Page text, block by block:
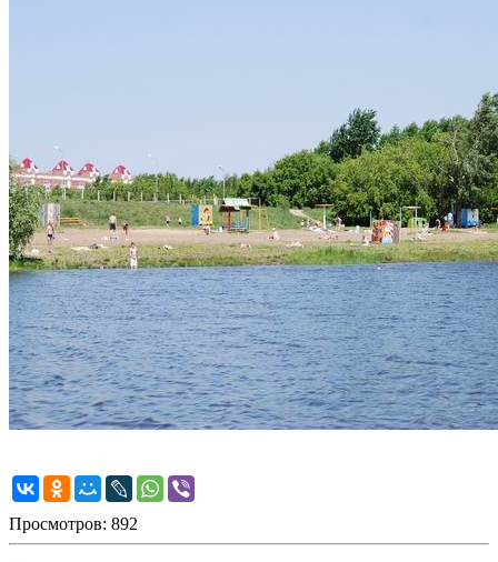
Просмотров: 892